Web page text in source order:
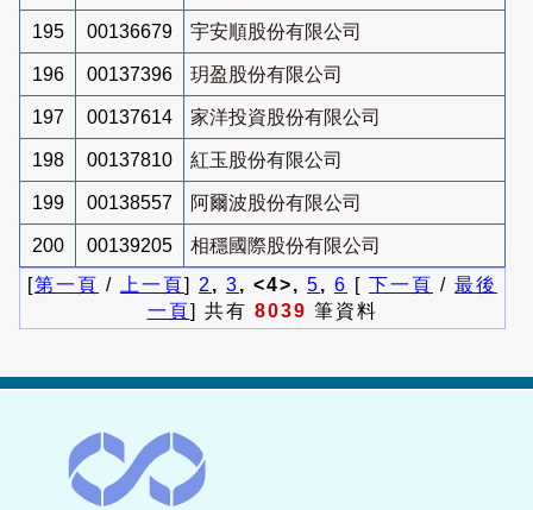
195 00136679 宇安順股份有限公司
196 00137396 玥盈股份有限公司
197 00137614 家洋投資股份有限公司
198 00137810 紅玉股份有限公司
199 00138557 阿爾波股份有限公司
200 00139205
相穩國際股份有限公司
[第一頁 / 上一頁] 2 , 3, <4>, 5, 6 [ 下一頁 / 最後
一頁] 共有 8039 筆資料